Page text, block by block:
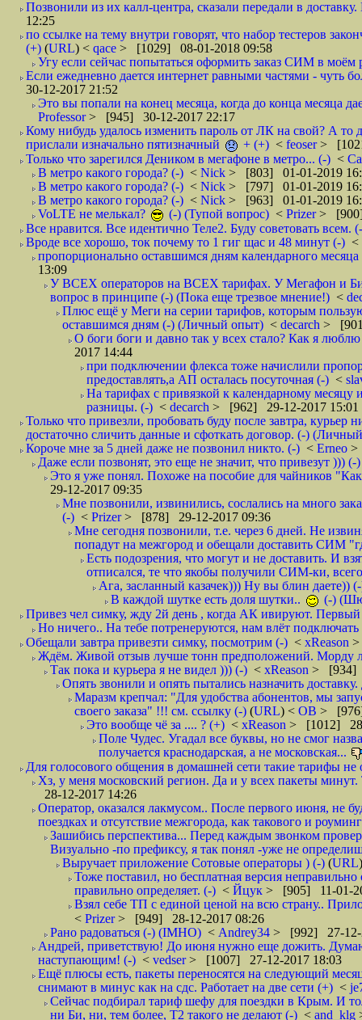
Позвонили из их калл-центра, сказали передали в
12:25
по ссылке на тему внутри говорят, что набор тестеров
(+) (URL) < qace > [1029] 08-01-2018 09:58
Угу если сейчас попытаться оформить заказ СИМ в моём
Если ежедневно дается интернет равными частями - чуть
30-12-2017 21:52
Это вы попали на конец месяца, когда до конца месяца
Professor> [945] 30-12-2017 22:17
Кому нибудь удалось изменить пароль от ЛК на свой? А то
прислали изначально пятизначный
+ (+) < feoser>
Только что зарегился Деником в мегафоне в метро... (-) <
В метро какого города? (-) < Nick > [803] 01-01-2019
В метро какого города? (-) < Nick > [797] 01-01-2019
В метро какого города? (-) < Nick > [963] 01-01-2019
VoLTE не мелькал?
(-) (Тупой вопрос) < Prizer>
Все нравится. Все идентично Теле2. Буду советовать всем.
Вроде все хорошо, ток почему то 1 гиг щас и 48 минут (-) <
пропорционально оставшимся дням календарного
13:09
У ВСЕХ операторов на ВСЕХ тарифах. У Мегафон и Би
вопрос в принципе (-) (Пока еще трезвое мнение!) <
Плюс ещё у Меги на серии тарифов, которым
оставшимся дням (-) (Личный опыт) < decarch >
О боги боги и давно так у всех стало? Как я
2017 14:44
при подключении флекса тоже начислили
предоставлять,а АП осталась посуточная (-) <
На тарифах с привязкой к календарному
разницы. (-) < decarch > [962] 29-12-2017 15:01
Только что привезли, пробовать буду после завтра,
достаточно сличить данные и сфоткать договор. (-)
Короче мне за 5 дней даже не позвонил никто. (-) < Erneo >
Даже если позвонят, это еще не значит, что привезут ))) (-)
Это я уже понял. Похоже на пособие для чайников
29-12-2017 09:35
Мне позвонили, извинились, сослались на много
(-) < Prizer> [878] 29-12-2017 09:36
Мне сегодня позвонили, т.е. через 6 дней. Не
попадут на межгород и обещали доставить СИМ
Есть подозрения, что могут и не доставить. И
отписался, те что якобы получили СИМ-ки,
Ага, засланный казачек))) Ну вы блин даете))
В каждой шутке есть доля шутки..
(-)
Привез чел симку, жду 2й день , когда АК ивируют. Первый
Но ничего.. На тебе потренеруются, нам влёт подключать
Обещали завтра привезти симку, посмотрим (-) < xReason
Ждём. Живой отзыв лучше тонн предположений. Морду
Так пока и курьера я не видел ))) (-) < xReason > [934]
Опять звонили и опять пытались назначить
Маразм крепчал: "Для удобства абонентов, мы
своего заказа" !!! см. ссылку (-) (URL) < ОВ >
Это вообще чё за .... ? (+) < xReason > [1012]
Поле Чудес. Угадал все буквы, но не смог
получается краснодарская, а не московская...
Для голосового общения в домашней сети такие тарифы не
Хз, у меня московский регион. Да и у всех пакеты
28-12-2017 14:26
Оператор, оказался лакмусом.. После первого июня, не
поездках и отсутствие межгорода, как такового и
Зашибись перспектива... Перед каждым звонком
Визуально -по префиксу, я так понял -уже не
Выручает приложение Сотовые операторы ) (-) (URL
Тоже поставил, но бесплатная версия
правильно определяет. (-) < Йцук > [905] 11-01-
Взял себе ТП с единой ценой на всю страну..
< Prizer> [949] 28-12-2017 08:26
Рано радоваться (-) (IMHO) < Andrey34 > [992] 27-12-
Андрей, приветствую! До июня нужно еще дожить.
наступающим! (-) < vedser> [1007] 27-12-2017 18:03
Ещё плюсы есть, пакеты переносятся на следующий
снимают в минус как на сдс. Работает на две сети (+) <
Сейчас подбирал тариф шефу для поездки в Крым. И
ни Би, ни, тем более, Т2 такого не делают (-) < and_klg